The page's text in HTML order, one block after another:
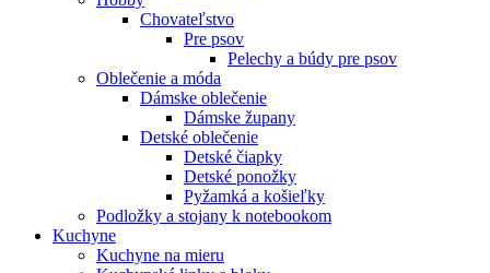
Chovateľstvo
Pre psov
Pelechy a búdy pre psov
Oblečenie a móda
Dámske oblečenie
Dámske župany
Detské oblečenie
Detské čiapky
Detské ponožky
Pyžamká a košieľky
Podložky a stojany k notebookom
Kuchyne
Kuchyne na mieru